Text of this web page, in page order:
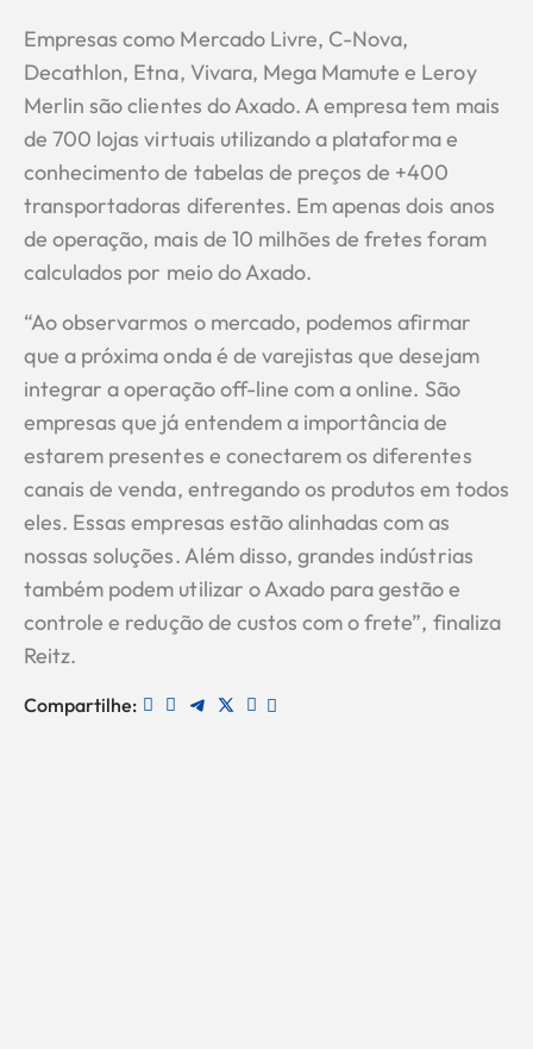
Empresas como Mercado Livre, C-Nova,
Decathlon, Etna, Vivara, Mega Mamute e Leroy
Merlin são clientes do Axado. A empresa tem mais
de 700 lojas virtuais utilizando a plataforma e
conhecimento de tabelas de preços de +400
transportadoras diferentes. Em apenas dois anos
de operação, mais de 10 milhões de fretes foram
calculados por meio do Axado.
“Ao observarmos o mercado, podemos afirmar
que a próxima onda é de varejistas que desejam
integrar a operação off-line com a online. São
empresas que já entendem a importância de
estarem presentes e conectarem os diferentes
canais de venda, entregando os produtos em todos
eles. Essas empresas estão alinhadas com as
nossas soluções. Além disso, grandes indústrias
também podem utilizar o Axado para gestão e
controle e redução de custos com o frete”, finaliza
Reitz.
Compartilhe: